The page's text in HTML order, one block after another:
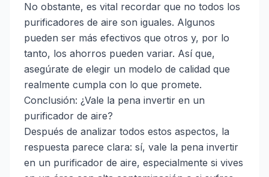
No obstante, es vital recordar que no todos los
purificadores de aire son iguales. Algunos
pueden ser más efectivos que otros y, por lo
tanto, los ahorros pueden variar. Así que,
asegúrate de elegir un modelo de calidad que
realmente cumpla con lo que promete.
Conclusión: ¿Vale la pena invertir en un
purificador de aire?
Después de analizar todos estos aspectos, la
respuesta parece clara: sí, vale la pena invertir
en un purificador de aire, especialmente si vives